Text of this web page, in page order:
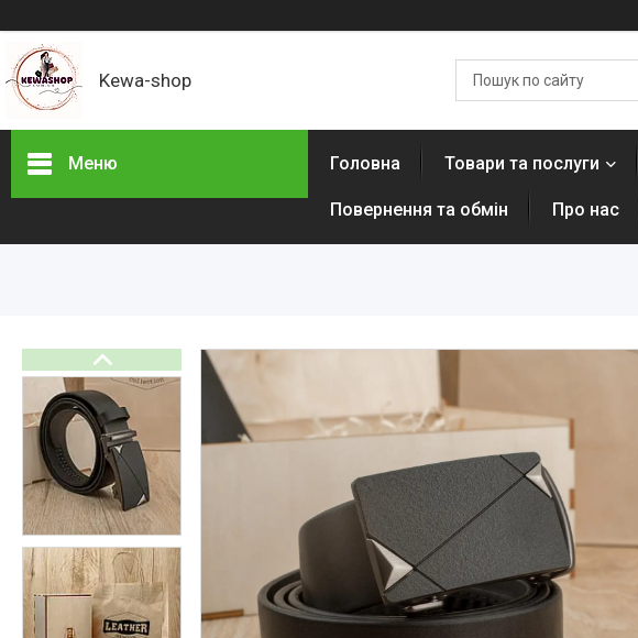
Kewa-shop
Меню
Статті
Головна Товари та послуги
Повернення та обмін Про нас